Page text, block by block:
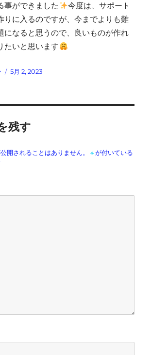
事ができました
今度は、サポート
りに入るのですが、今までよりも難
になると思うので、良いものが作れ
たいと思います
投
5月 2, 2023
残す
開されることはありません。 ※が付いている